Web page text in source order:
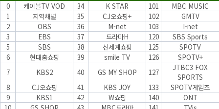
0
케이블TV VOD 34 K STAR 101
MBC MUSIC
1
지역채널 35 CJ오쇼핑+ 102
GMTV
2
OBS 36 M-net 103
I-net
3
EBS 37 드라마H 120
SBS Sports
5
SBS 38 신세계쇼핑 125
SPOTV
6
현대홈쇼핑 39 smile TV 126
SPOTV+
7
KBS2 40 GS MY SHOP 127
JTBC3 FOX
SPORTS
8
CJ오쇼핑 41 KBS JOY 133
SPOTV게임즈
9
KBS1 42 W쇼핑 140
ONT